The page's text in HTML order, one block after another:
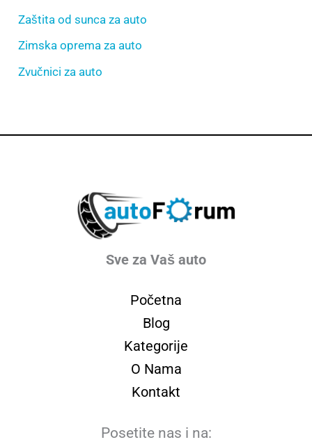
Zaštita od sunca za auto
Zimska oprema za auto
Zvučnici za auto
Sve za Vaš auto
Početna
Blog
Kategorije
O Nama
Kontakt
Posetite nas i na: